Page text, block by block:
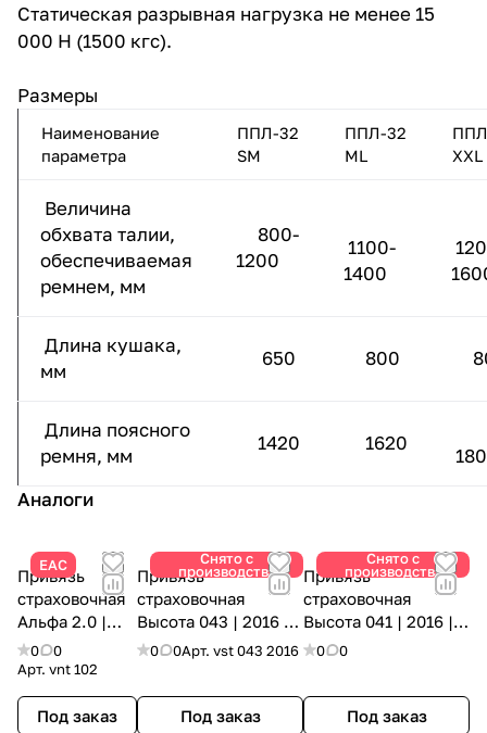
Статическая разрывная нагрузка не менее 15
000 Н (1500 кгс).
Размеры
Наименование
параметра
ППЛ-32
SM
ППЛ-32
ML
XXL
Величина
обхвата талии,
обеспечиваемая
ремнем, мм
800-
1200
1100-
1400
Длина кушака,
мм
650 800
Длина поясного
ремня, мм
1420 1620
Аналоги
ЕАС
Привязь
страховочная
Альфа 2.0 |
Vento
0
0
Арт. vnt 102
Под заказ
Снято с
производства
Привязь
страховочная
Высота 043 | 2016 |
Vento (Снято)
0 0Арт. vst 043 2016
Под заказ
Снято с
производства
Привязь
страховочная
Высота 041 | 2016 |
Vento (Снято)
0 0
Под заказ